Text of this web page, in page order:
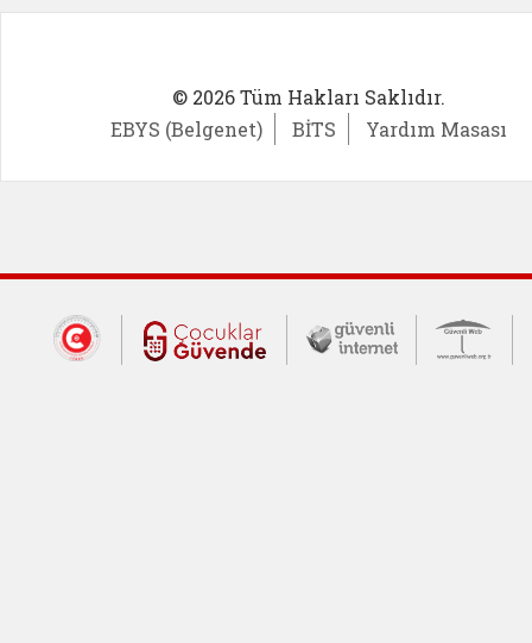
© 2026 Tüm Hakları Saklıdır.
EBYS (Belgenet)
BİTS Yardım Masası
Dış Bağlantılar
Cumhurbaşkanlığı İletişim Merkezi
Çocuklar Güvende (yeni
Güvenli